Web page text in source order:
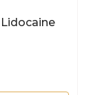
Lidocaine